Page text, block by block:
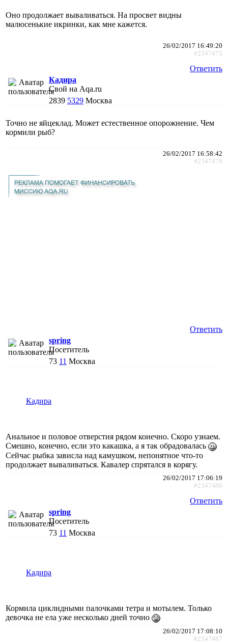
Оно продолжает вываливаться. На просвет видны
малюсенькие икринки, как мне кажется.
26/02/2017 16:49:20
#2347475
Ответить
Кадира
Свой на Aqa.ru
2839 5329 Москва
Точно не яйцеклад. Может естественное опорожнение. Чем
кормили рыб?
26/02/2017 16:58:42
#2347479
Ответить
spring
Посетитель
73 11 Москва
Кадира
Анальное и половое отверстия рядом конечно. Скоро узнаем.
Смешно, конечно, если это какашка, а я так обрадовалась
Сейчас рыбка зависла над камушком, непонятное что-то
продолжает вываливаться. Кавалер спрятался в корягу.
26/02/2017 17:06:19
#2347486
Ответить
spring
Посетитель
73 11 Москва
Кадира
Кормила циклидными палочками тетра и мотылем. Только
девочка не ела уже несколько дней точно
26/02/2017 17:08:10
#2347487